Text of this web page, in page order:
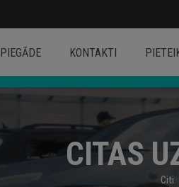
PIEGĀDE KONTAKTI
CITAS
Citi